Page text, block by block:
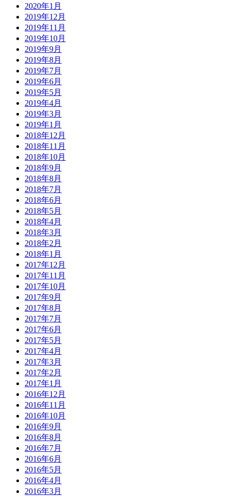
2020年1月
2019年12月
2019年11月
2019年10月
2019年9月
2019年8月
2019年7月
2019年6月
2019年5月
2019年4月
2019年3月
2019年1月
2018年12月
2018年11月
2018年10月
2018年9月
2018年8月
2018年7月
2018年6月
2018年5月
2018年4月
2018年3月
2018年2月
2018年1月
2017年12月
2017年11月
2017年10月
2017年9月
2017年8月
2017年7月
2017年6月
2017年5月
2017年4月
2017年3月
2017年2月
2017年1月
2016年12月
2016年11月
2016年10月
2016年9月
2016年8月
2016年7月
2016年6月
2016年5月
2016年4月
2016年3月